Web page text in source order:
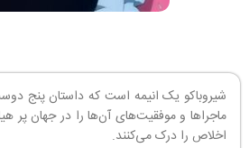
شیروباکو یک انیمه است که داستان پنج
ماجراها و موفقیت‌های آن‌ها را در جهان پر
اخلاص را درک می‌کنند.